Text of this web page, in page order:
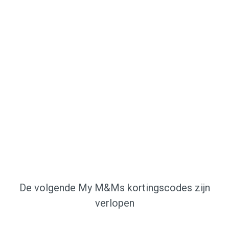
De volgende My M&Ms kortingscodes zijn
verlopen